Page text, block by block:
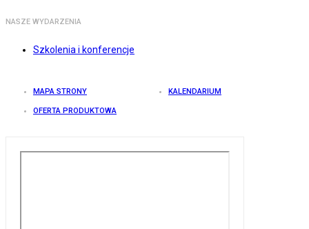
NASZE WYDARZENIA
Szkolenia i konferencje
MAPA STRONY KALENDARIUM
OFERTA PRODUKTOWA